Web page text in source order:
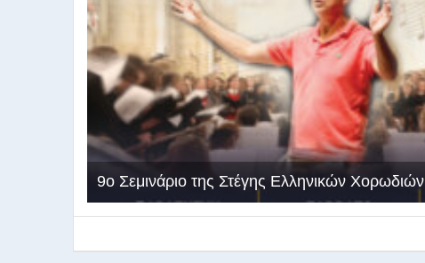
9ο Σεμινάριο της Στέγης Ελληνικών Χορωδιών